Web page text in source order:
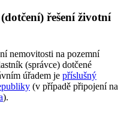
řešení životní
nemovitosti na pozemní
(správce) dotčené
úřadem je příslušný
(v případě připojení na
).